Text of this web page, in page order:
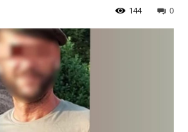
0
144